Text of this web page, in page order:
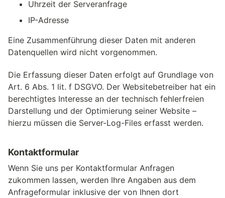
Uhrzeit der Serveranfrage
IP-Adresse
Eine Zusammenführung dieser Daten mit anderen
Datenquellen wird nicht vorgenommen.
Die Erfassung dieser Daten erfolgt auf Grundlage von
Art. 6 Abs. 1 lit. f DSGVO. Der Websitebetreiber hat ein
berechtigtes Interesse an der technisch fehlerfreien
Darstellung und der Optimierung seiner Website –
hierzu müssen die Server-Log-Files erfasst werden.
Kontaktformular
Wenn Sie uns per Kontaktformular Anfragen
zukommen lassen, werden Ihre Angaben aus dem
Anfrageformular inklusive der von Ihnen dort